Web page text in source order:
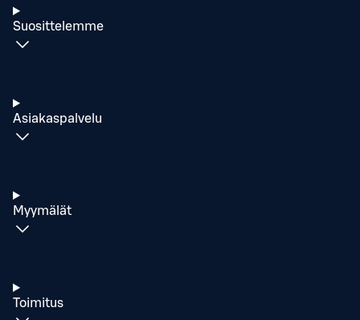
Suosittelemme
Asiakaspalvelu
Myymälät
Toimitus